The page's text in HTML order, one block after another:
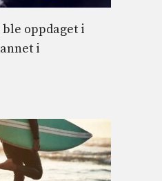
oppdaget i
i